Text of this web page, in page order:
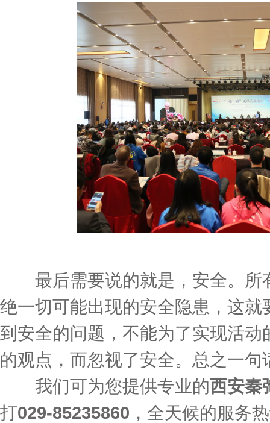
最后需要说的就是，安全。所
绝一切可能出现的安全隐患，这
到安全的问题，不能为了实现活
的观点，而忽视了安全。总之一
我们可为您提供专业的西安秦
打029-85235860 ，全天候的服务